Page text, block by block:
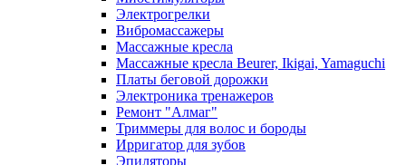
Электрогрелки
Вибромассажеры
Массажные кресла
Массажные кресла Beurer, Ikigai, Yamaguchi
Платы беговой дорожки
Электроника тренажеров
Ремонт "Алмаг"
Триммеры для волос и бороды
Ирригатор для зубов
Эпиляторы